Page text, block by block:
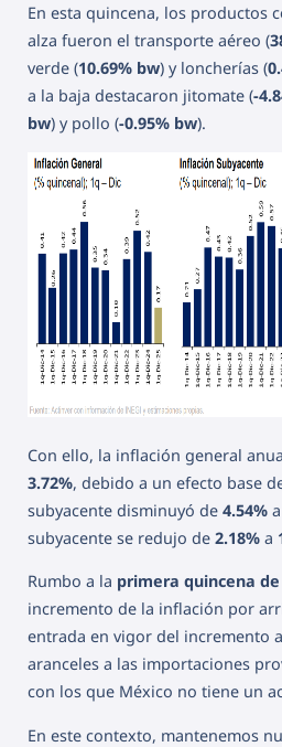
En esta quincena, los productos
alza fueron el transporte aéreo (
verde (10.69% bw) y loncherías (
a la baja destacaron jitomate (-
bw) y pollo (-0.95% bw).
Con ello, la inflación general
3.72%, debido a un efecto base
subyacente disminuyó de 4.54% a
subyacente se redujo de 2.18% a
Rumbo a la primera quincena
incremento de la inflación por
entrada en vigor del incremento
aranceles a las importaciones
con los que México no tiene un
En este contexto, mantenemos